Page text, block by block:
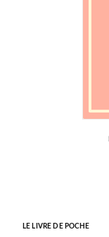
LE LIVRE DE POCHE